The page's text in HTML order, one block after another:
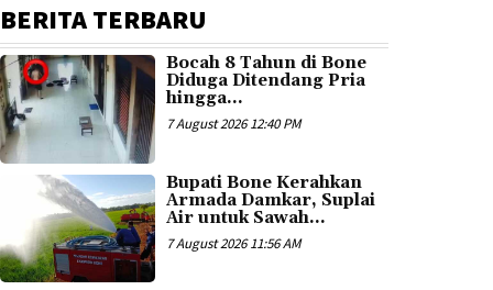
BERITA TERBARU
Bocah 8 Tahun di Bone
Diduga Ditendang Pria
hingga...
7 August 2026 12:40 PM
Bupati Bone Kerahkan
Armada Damkar, Suplai
Air untuk Sawah...
7 August 2026 11:56 AM